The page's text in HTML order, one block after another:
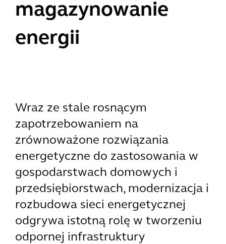
magazynowanie
energii
Wraz ze stale rosnącym
zapotrzebowaniem na
zrównoważone rozwiązania
energetyczne do zastosowania w
gospodarstwach domowych i
przedsiębiorstwach, modernizacja i
rozbudowa sieci energetycznej
odgrywa istotną rolę w tworzeniu
odpornej infrastruktury